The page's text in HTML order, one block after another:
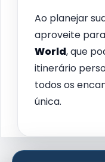
Ao planejar
aproveite
World, que
itinerário
todos os
única.